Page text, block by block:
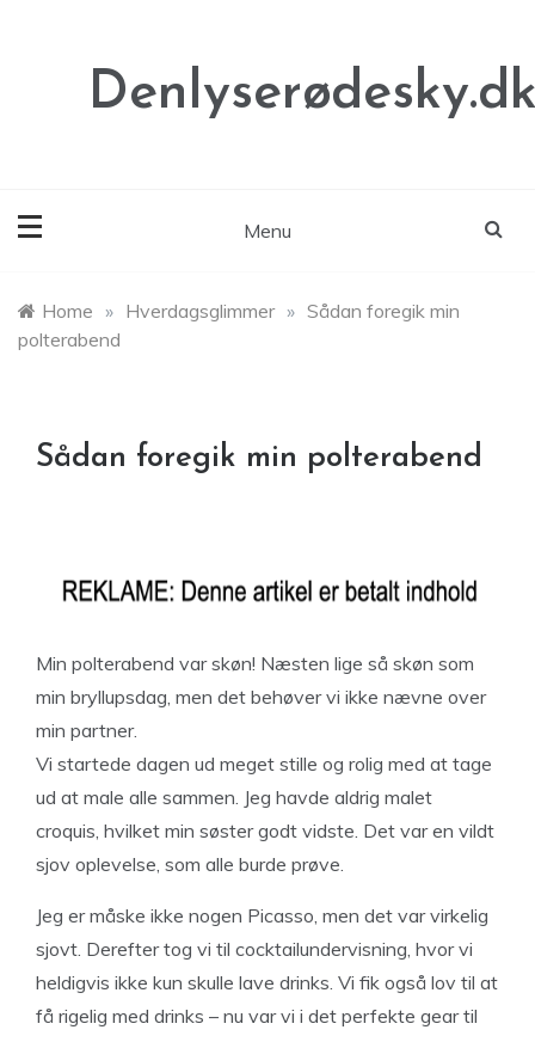
Menu
Home » Hverdagsglimmer » Sådan foregik min
polterabend
Sådan foregik min polterabend
Min polterabend var skøn! Næsten lige så skøn som
min bryllupsdag, men det behøver vi ikke nævne over
min partner.
Vi startede dagen ud meget stille og rolig med at tage
ud at male alle sammen. Jeg havde aldrig malet
croquis, hvilket min søster godt vidste. Det var en vildt
sjov oplevelse, som alle burde prøve.
Jeg er måske ikke nogen Picasso, men det var virkelig
sjovt. Derefter tog vi til cocktailundervisning, hvor vi
heldigvis ikke kun skulle lave drinks. Vi fik også lov til at
få rigelig med drinks – nu var vi i det perfekte gear til